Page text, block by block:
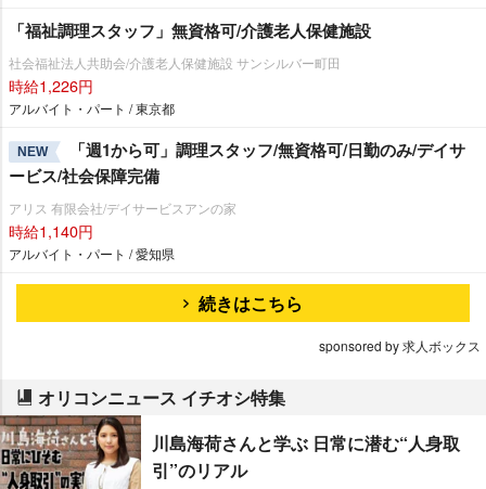
「福祉調理スタッフ」無資格可/介護老人保健施設
社会福祉法人共助会/介護老人保健施設 サンシルバー町田
時給1,226円
アルバイト・パート / 東京都
NEW
「週1から可」調理スタッフ/無資格可/日勤のみ/デイサ
ービス/社会保障完備
アリス 有限会社/デイサービスアンの家
時給1,140円
アルバイト・パート / 愛知県
続きはこちら
sponsored by 求人ボックス
オリコンニュース イチオシ特集
川島海荷さんと学ぶ 日常に潜む“人身取
引”のリアル